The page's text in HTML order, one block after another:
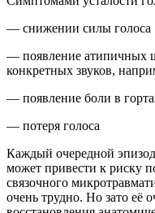
— снижении силы голоса
— появление атипичных
конкретных звуков,
— появление боли в
— потеря голоса
Каждый очередной
может привести к риску
связочного
очень трудно. Но зато её